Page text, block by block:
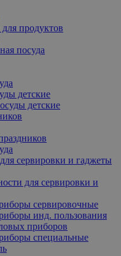
продуктов
посуда
детские
детские
сервировки и гаджеты
для сервировки и
сервировочные
инд. пользования
приборов
специальные